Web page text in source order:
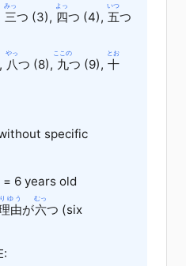
三
みっ
つ (3), 四
よっ
つ (4), 五
いつ
つ
八
やっ
つ (8), 九
ここの
つ (9), 十
とお
specific
= 6 years old
由
りゆう
が六
むっ
つ (six